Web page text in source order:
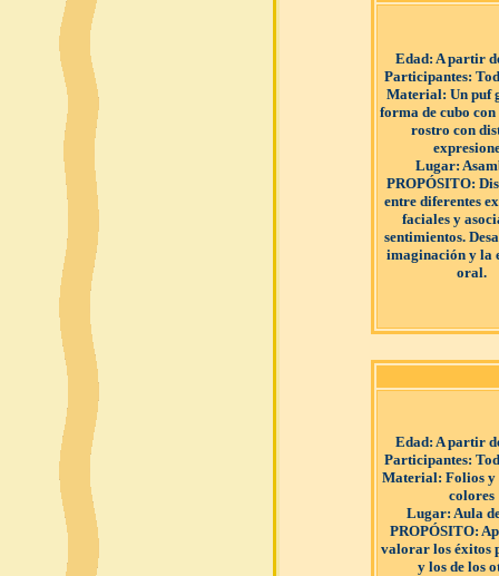
Edad: A partir
Participantes:
Material: Un puf
forma de cubo
rostro con
Lugar:
PROPÓSITO:
entre diferentes
faciales y
sentimientos.
imaginación y la
oral.
Edad: A partir
Participantes:
Material: Folios y
colores
Lugar: Aula
PROPÓSITO:
valorar los éxitos
y los de los